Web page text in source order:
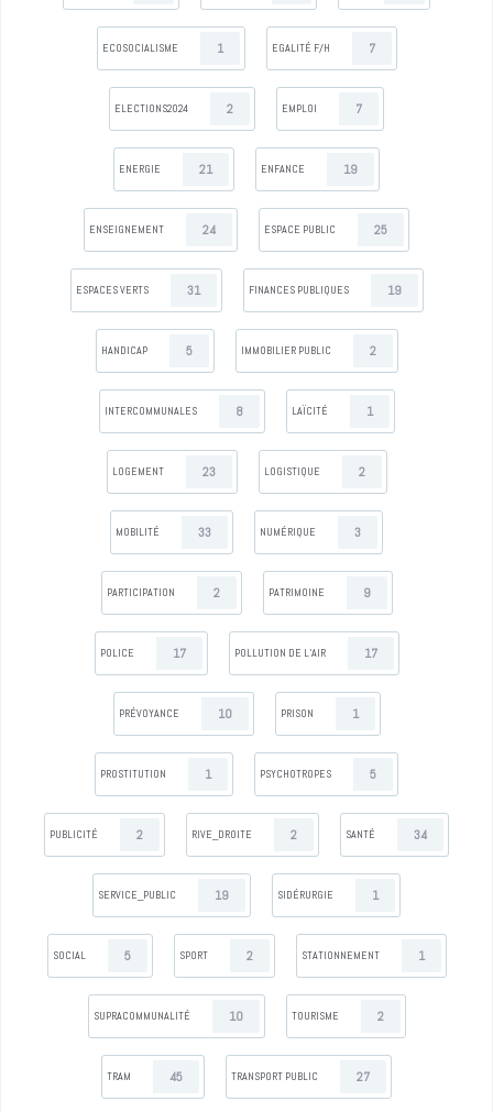
ECOSOCIALISME 1 EGALITÉ F/H 7
ELECTIONS2024 2 EMPLOI 7
ENERGIE 21 ENFANCE 19
ENSEIGNEMENT 24 ESPACE PUBLIC 25
ESPACES VERTS 31 FINANCES PUBLIQUES 19
HANDICAP 5 IMMOBILIER PUBLIC 2
INTERCOMMUNALES 8 LAÏCITÉ 1
LOGEMENT 23 LOGISTIQUE 2
MOBILITÉ 33 NUMÉRIQUE 3
PARTICIPATION 2 PATRIMOINE 9
POLICE 17 POLLUTION DE L’AIR 17
PRÉVOYANCE 10 PRISON 1
PROSTITUTION 1 PSYCHOTROPES 5
PUBLICITÉ 2 RIVE_DROITE 2 SANTÉ 34
SERVICE_PUBLIC 19 SIDÉRURGIE 1
SOCIAL 5 SPORT 2 STATIONNEMENT 1
SUPRACOMMUNALITÉ 10 TOURISME 2
TRAM 45 TRANSPORT PUBLIC 27